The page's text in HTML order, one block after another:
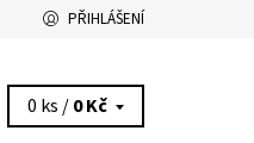
PŘIHLÁŠENÍ
0 ks /0 Kč